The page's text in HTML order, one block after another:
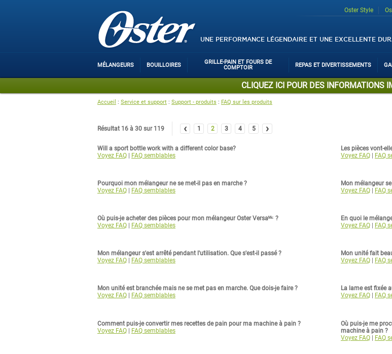
UNE PERFORMANCE LÉGENDAIRE ET UNE EXCELLENTE
Oster Style
MÉLANGEURS BOUILLOIRES
GRILLE-PAIN ET FOURS DE
COMPTOIR
REPAS ET DIVERTISSEMENTS
CLIQUEZ ICI POUR DES INFORMATIONS
Accueil : Service et support : Support - produits : FAQ sur les produits
Résultat 16 à 30 sur 119 ‹ 1 2 3 4 5 ›
Will a sport bottle work with a different color base?
Voyez FAQ | FAQ semblables
Les pièces vont-
Voyez FAQ| FAQ
Pourquoi mon mélangeur ne se met-il pas en marche ?
Voyez FAQ | FAQ semblables
Mon mélangeur
Voyez FAQ| FAQ
Où puis-je acheter des pièces pour mon mélangeur Oster Versaᴹᶜ ?
Voyez FAQ
FAQ semblables
En quoi le
Voyez FAQ| FAQ
Mon mélangeur s'est arrêté pendant l'utilisation. Que s'est-il passé ?
Voyez FAQ
FAQ semblables
Mon unité fait
Voyez FAQ| FAQ
Mon unité est branchée mais ne se met pas en marche. Que dois-je faire ?
Voyez FAQ
FAQ semblables
La lame est fixée
Voyez FAQ| FAQ
Comment puis-je convertir mes recettes de pain pour ma machine à pain ?
Voyez FAQ | FAQ semblables
Où puis-je me
machine à pain ?
Voyez FAQ| FAQ